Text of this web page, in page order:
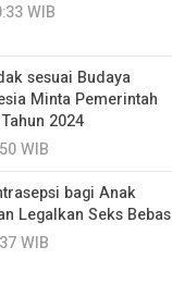
WIB
sesuai Budaya
Minta Pemerintah
2024
WIB
bagi Anak
Legalkan Seks Bebas
WIB